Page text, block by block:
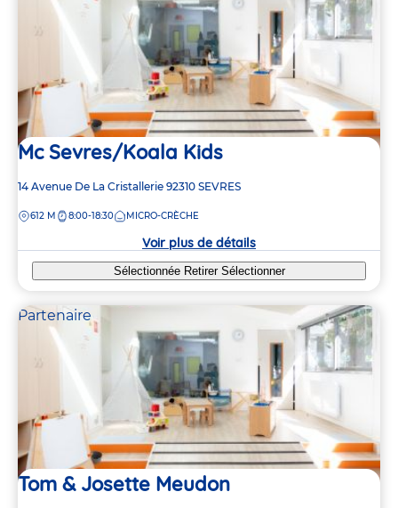
Mc Sevres/Koala Kids
Adresse
la
14 Avenue De La Cristallerie 92310 SEVRES
DISTANCE
612 M 8:00-18:30 MICRO-CRÈCHE
Voir plus de détails
Sélectionnée Retirer Sélectionner
Partenaire
Tom & Josette Meudon